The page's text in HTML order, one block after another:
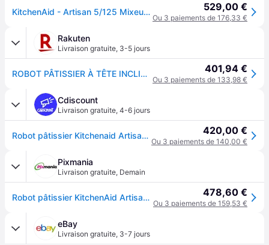
KitchenAid - Artisan 5/125 Mixeur en porcelaine 529,00 €
Ou 3 paiements de 176,33 €
Rakuten
Livraison gratuite, 3-5 jours
ROBOT PÂTISSIER À TÊTE INCLINABLE 4,8L - KitchenAid ARTISAN 5KSM125EPL - Porcelain 401,94 €
Ou 3 paiements de 133,98 €
Cdiscount
Livraison gratuite, 4-6 jours
Robot pâtissier Kitchenaid Artisan Multifonction 5KSM125EPL 300 W Blanc Porcelaine - Beige 420,00 €
Ou 3 paiements de 140,00 €
Pixmania
Livraison gratuite, Demain
Robot pâtissier KitchenAid Artisan 5KSM125EPL 300 W Blanc Porcelaine - Neuf - Blanc cassé 478,60 €
Ou 3 paiements de 159,53 €
eBay
Livraison gratuite, 3-7 jours